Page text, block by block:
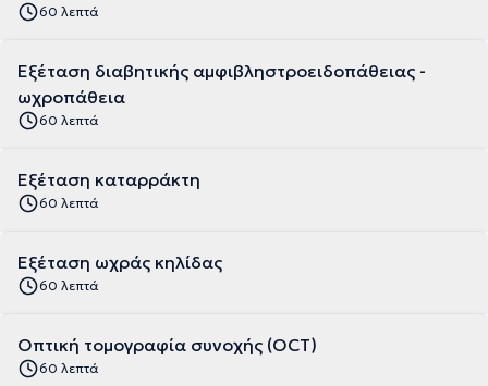
60 λεπτά
Εξέταση διαβητικής αμφιβληστροειδοπάθειας -
ωχροπάθεια
60 λεπτά
Εξέταση καταρράκτη
60 λεπτά
Εξέταση ωχράς κηλίδας
60 λεπτά
Οπτική τομογραφία συνοχής (OCT)
60 λεπτά